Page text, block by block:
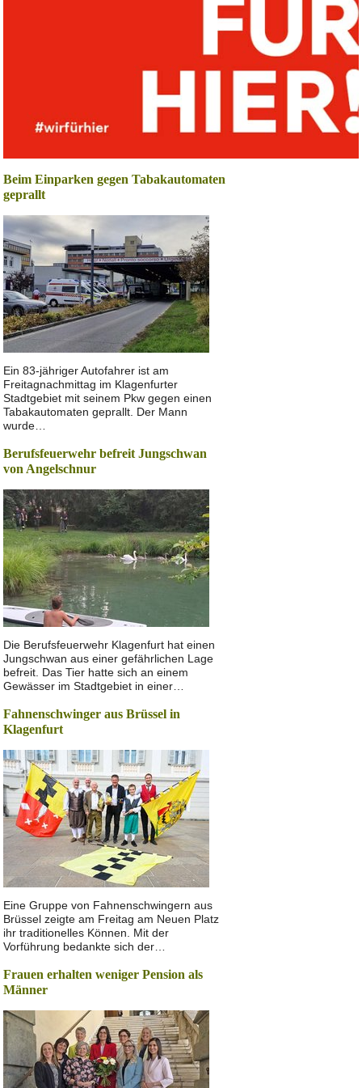
Beim Einparken gegen Tabakautomaten
geprallt
Ein 83-jähriger Autofahrer ist am
Freitagnachmittag im Klagenfurter
Stadtgebiet mit seinem Pkw gegen einen
Tabakautomaten geprallt. Der Mann
wurde…
Berufsfeuerwehr befreit Jungschwan
von Angelschnur
Die Berufsfeuerwehr Klagenfurt hat einen
Jungschwan aus einer gefährlichen Lage
befreit. Das Tier hatte sich an einem
Gewässer im Stadtgebiet in einer…
Fahnenschwinger aus Brüssel in
Klagenfurt
Eine Gruppe von Fahnenschwingern aus
Brüssel zeigte am Freitag am Neuen Platz
ihr traditionelles Können. Mit der
Vorführung bedankte sich der…
Frauen erhalten weniger Pension als
Männer